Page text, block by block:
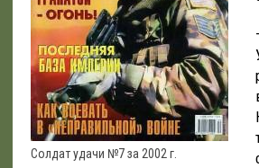
Солдат удачи №7 за 2002 г.